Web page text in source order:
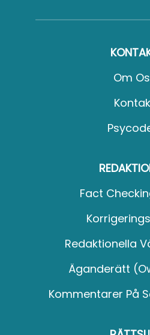
Om
Fact
Redaktionella
Äganderätt
Kommentarer På